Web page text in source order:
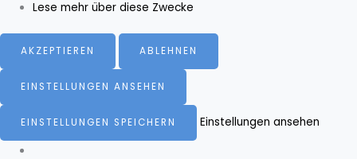
Lese mehr über diese Zwecke
AKZEPTIEREN ABLEHNEN
EINSTELLUNGEN ANSEHEN
EINSTELLUNGEN SPEICHERN Einstellungen ansehen